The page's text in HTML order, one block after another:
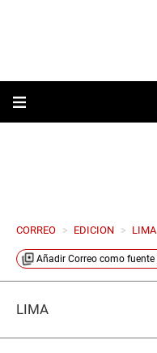
CORREO > EDICION > LIMA
Añadir Correo como fuente
LIMA